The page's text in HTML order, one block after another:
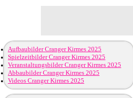
Aufbaubilder Cranger Kirmes 2025
Spielzeitbilder Cranger Kirmes 2025
Veranstaltungsbilder Cranger Kirmes 2025
Abbaubilder Cranger Kirmes 2025
Videos Cranger Kirmes 2025